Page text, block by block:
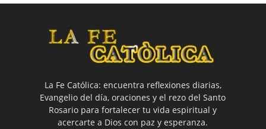
La Fe Católica: encuentra reflexiones diarias,
Evangelio del día, oraciones y el rezo del Santo
Rosario para fortalecer tu vida espiritual y
acercarte a Dios con paz y esperanza.